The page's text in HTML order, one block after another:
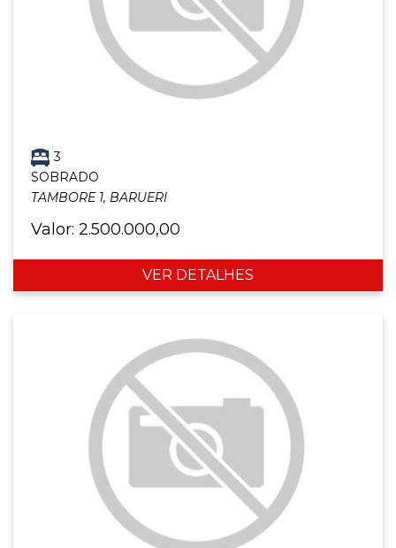
3
SOBRADO
TAMBORE 1, BARUERI
Valor: 2.500.000,00
VER DETALHES